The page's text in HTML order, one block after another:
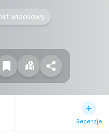
widokowy
Recenzje